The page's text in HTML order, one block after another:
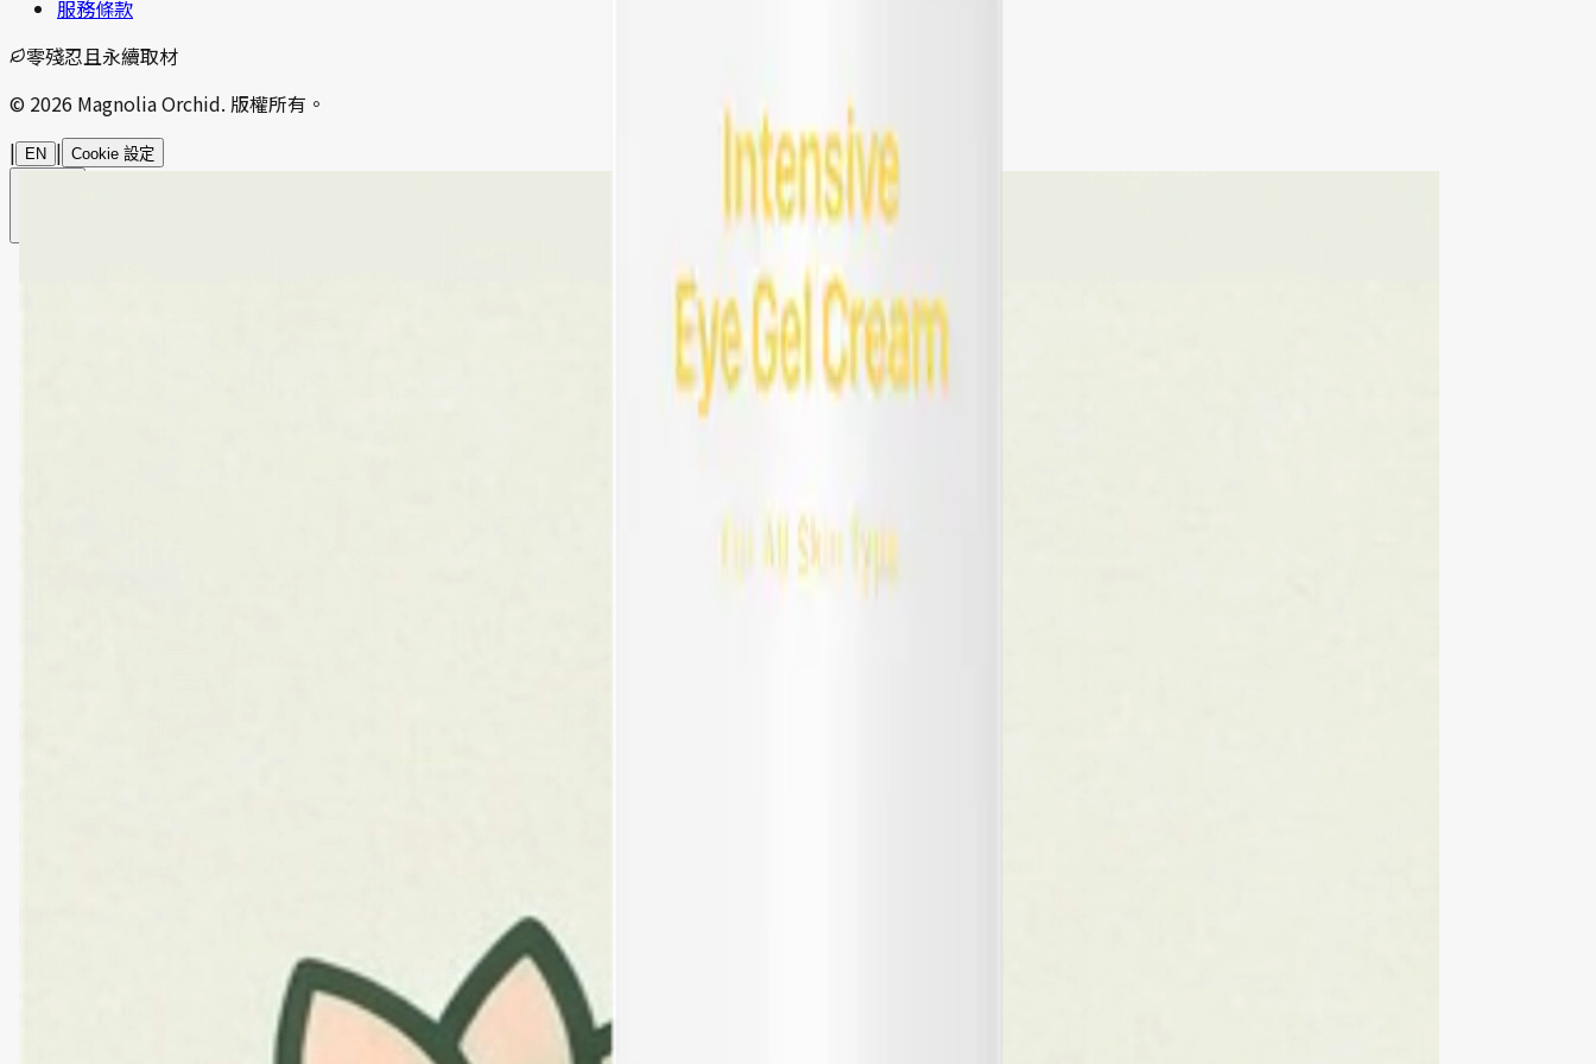
服務條款
零殘忍且永續取材
© 2026 Magnolia Orchid. 版權所有。
|
EN | Cookie 設定